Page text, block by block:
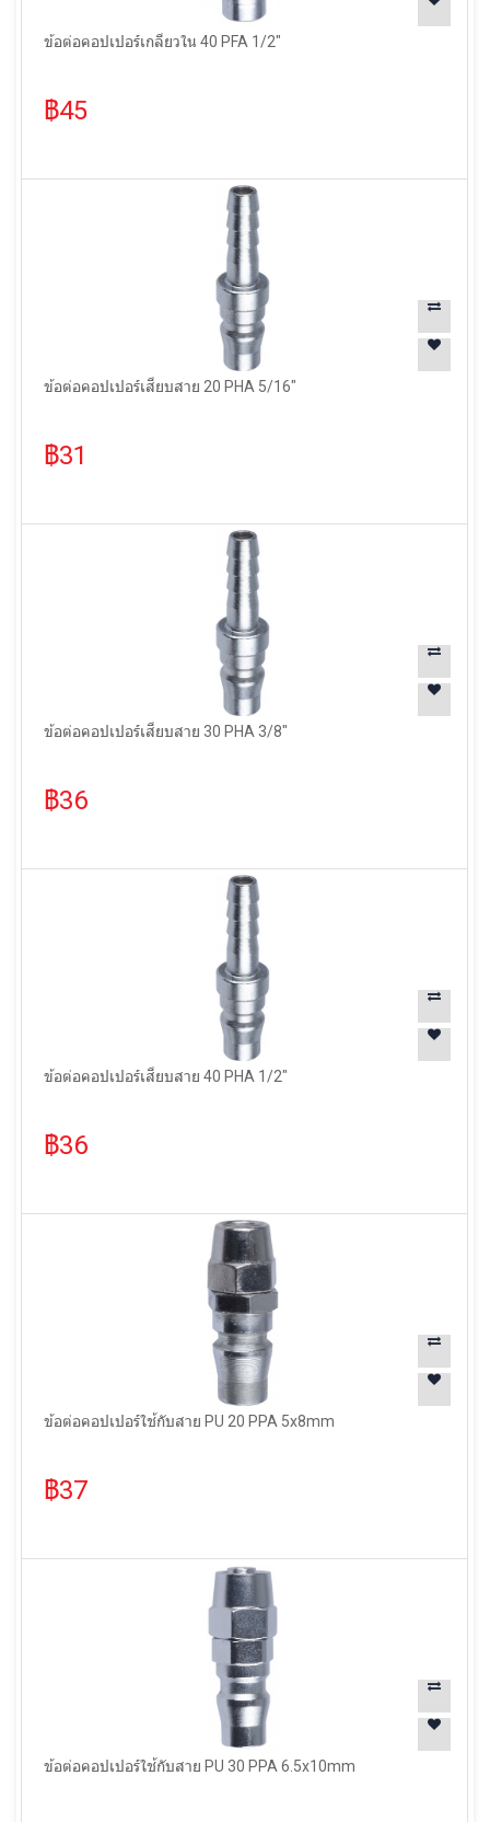
ข้อต่อคอปเปอร์เกลียวใน 40 PFA 1/2"
฿45
ข้อต่อคอปเปอร์เสียบสาย 20 PHA 5/16"
฿31
ข้อต่อคอปเปอร์เสียบสาย 30 PHA 3/8"
฿36
ข้อต่อคอปเปอร์เสียบสาย 40 PHA 1/2"
฿36
ข้อต่อคอปเปอร์ใช้กับสาย PU 20 PPA 5x8mm
฿37
ข้อต่อคอปเปอร์ใช้กับสาย PU 30 PPA 6.5x10mm